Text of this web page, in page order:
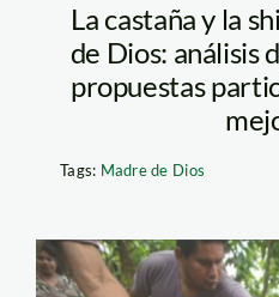
La castaña y la
de Dios: análisis
propuestas
Tags: Madre de Dios